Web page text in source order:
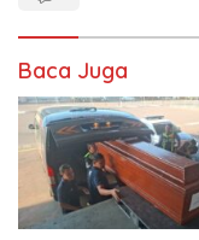
Baca Juga